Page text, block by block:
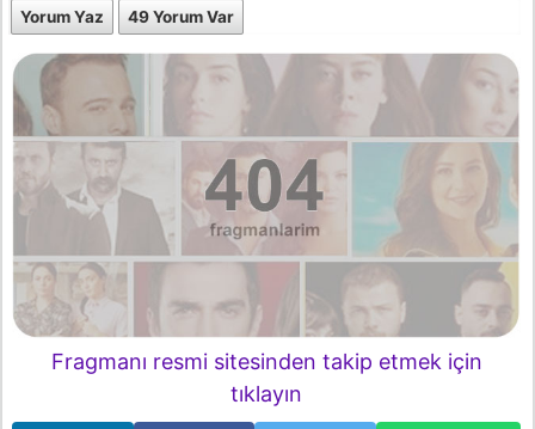
Yorum Yaz 49 Yorum Var
Fragmanı resmi sitesinden takip etmek için
tıklayın